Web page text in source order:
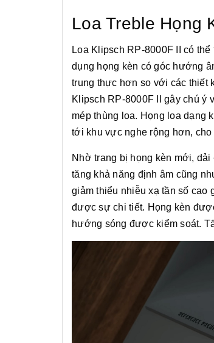
Loa Treble Họng
Loa Klipsch RP-8000F II có
dụng họng kèn có góc hướng
trung thực hơn so với các thiết
Klipsch RP-8000F II gây chú ý
mép thùng loa. Họng loa dạng
tới khu vực nghe rộng hơn,
Nhờ trang bị họng kèn mới,
tăng khả năng định âm cũng
giảm thiểu nhiễu xạ tần số cao
được sự chi tiết. Họng kèn
hướng sóng được kiểm soát.